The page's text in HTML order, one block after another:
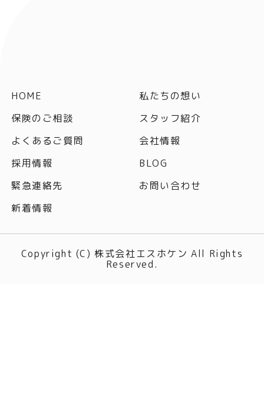
HOME
私たちの想い
保険のご相談
スタッフ紹介
よくあるご質問
会社情報
採用情報
BLOG
緊急連絡先
お問い合わせ
新着情報
Copyright (C) 株式会社エスホケン All Rights
Reserved.